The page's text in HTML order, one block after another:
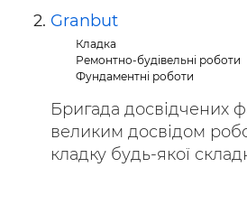
Granbut
Кладка
Ремонтно-будівельні роботи
Фундаментні роботи
Бригада досвідчених
великим досвідом
кладку будь-якої